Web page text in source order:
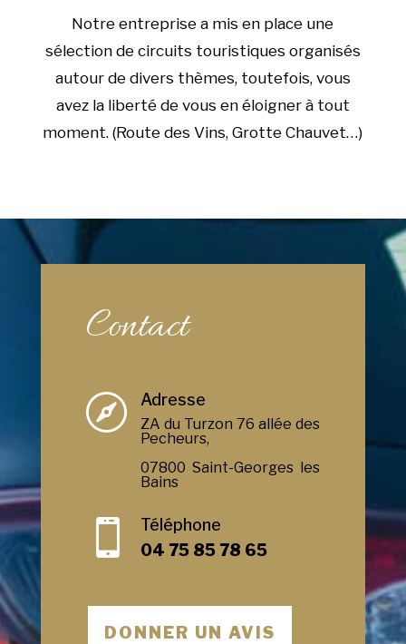
Notre entreprise a mis en place une
sélection de circuits touristiques organisés
autour de divers thèmes, toutefois, vous
avez la liberté de vous en éloigner à tout
moment. (Route des Vins, Grotte Chauvet…)
Contact
 Adresse
ZA du Turzon 76 allée des
Pecheurs,
07800 Saint-Georges les
Bains

Téléphone
04 75 85 78 65
DONNER UN AVIS